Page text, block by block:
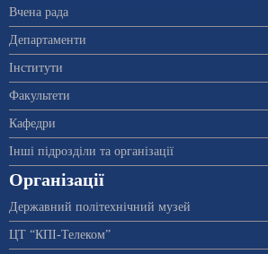
Вчена рада
Департаменти
Інститути
Факультети
Кафедри
Інші підрозділи та організації
Організації
Державний політехнічний музей
ЦТ “КПІ-Телеком”